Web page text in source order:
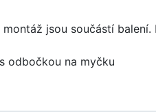
jsou součástí
odbočkou na myčku